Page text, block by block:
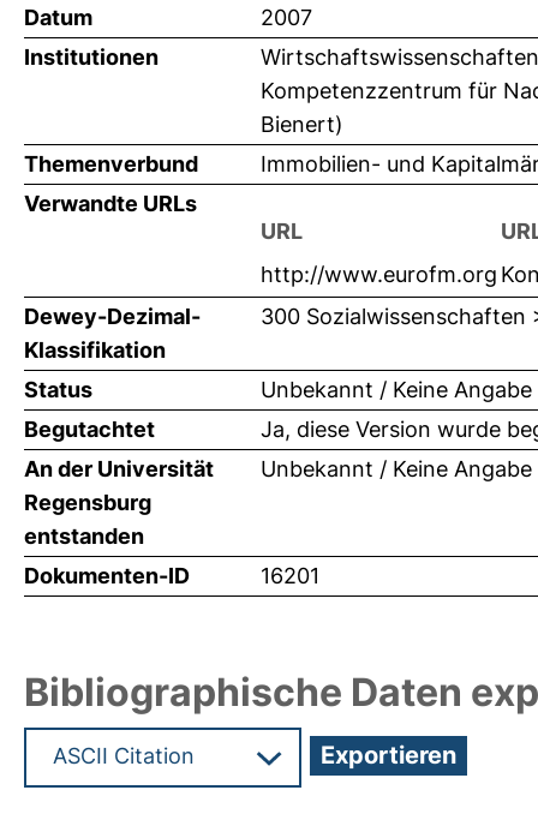
Datum
2007
Institutionen
Kompetenzzentrum für
Bienert)
Themenverbund
Immobilien- und
Verwandte URLs
URL
http://www.eurofm.org
Dewey-Dezimal-
Klassifikation
300
Status
Unbekannt / Keine Angabe
Begutachtet
Ja, diese Version wurde
An der Universität
Regensburg
entstanden
Unbekannt / Keine Angabe
Dokumenten-ID 16201
Bibliographische Daten